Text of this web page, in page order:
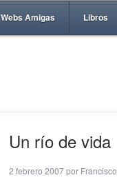
Webs Amigas Libros
Un río de vida
2 febrero 2007 por